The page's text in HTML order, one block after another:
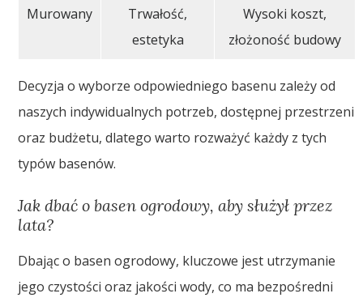
Murowany
Trwałość,
estetyka
Wysoki koszt,
złożoność budowy
Decyzja o wyborze odpowiedniego basenu zależy od
naszych indywidualnych potrzeb, dostępnej przestrzeni
oraz budżetu, dlatego warto rozważyć każdy z tych
typów basenów.
Jak dbać o basen ogrodowy, aby służył przez
lata?
Dbając o basen ogrodowy, kluczowe jest utrzymanie
jego czystości oraz jakości wody, co ma bezpośredni